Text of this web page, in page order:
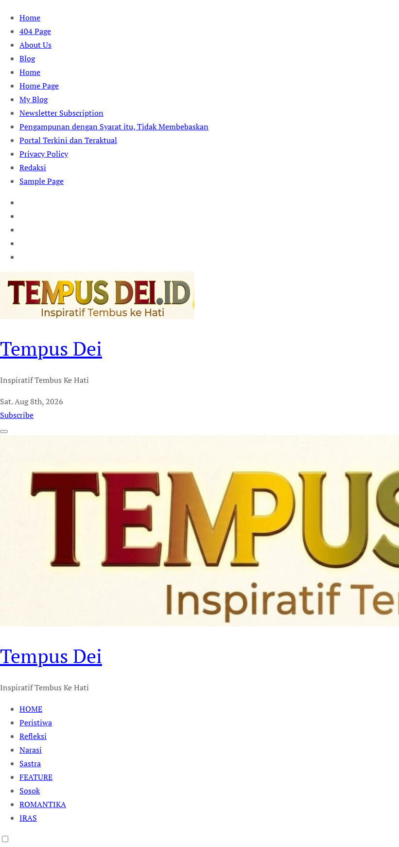
Skip
content
Home
404 Page
About Us
Blog
Home
Home Page
My Blog
Newsletter Subscription
Pengampunan dengan Syarat itu, Tidak Membebaskan
Portal Terkini dan Teraktual
Privacy Policy
Redaksi
Sample Page
Tempus Dei
Inspiratif Tembus Ke Hati
Sat. Aug 8th, 2026
Subscribe
Tempus Dei
Inspiratif Tembus Ke Hati
HOME
Peristiwa
Refleksi
Narasi
Sastra
FEATURE
Sosok
ROMANTIKA
IRAS